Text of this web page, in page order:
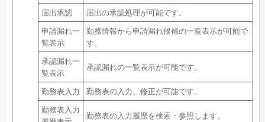
届出承認
届出の承認処理が可能です。
申請漏れ一
覧表示
勤務情報から申請漏れ候補の一覧表示が可能で
す。
承認漏れ一
覧表示
承認漏れの一覧表示が可能です。
勤務表入力
勤務表の入力、修正が可能です。
勤務表入力
勤務表の入力履歴を検索・参照します。